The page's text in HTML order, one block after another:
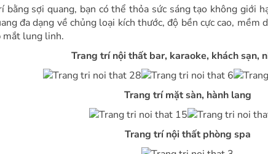
bằng sợi quang, bạn có thể thỏa sức sáng tạo không giới
đa dạng về chủng loại kích thước, độ bền cực cao,
mắt lung linh.
Trang trí nội thất bar, karaoke, khách sạn,
Trang trí mặt sàn, hành lang
Trang trí nội thất phòng spa